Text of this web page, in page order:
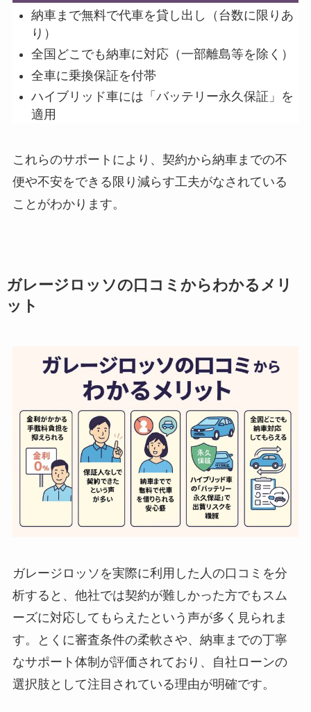
納車まで無料で代車を貸し出し
（台数に限りあ
り）
全国どこでも納車に対応（一部離島等を除く）
全車に乗換保証を付帯
ハイブリッド車には「バッテリー永久保証」を
適用
これらのサポートにより、 契約から納車までの不
便や不安をできる限り減らす工夫がなされている
ことがわかります。
ガレージロッソの口コミからわかるメリ
ット
ガレージロッソを実際に利用した人の口コミを分
析すると、他社では契約が難しかった方でもスム
ーズに対応してもらえたという声が多く見られま
す。とくに審査条件の柔軟さや、納車までの丁寧
なサポート体制が評価されており、自社ローンの
選択肢として注目されている理由が明確です。